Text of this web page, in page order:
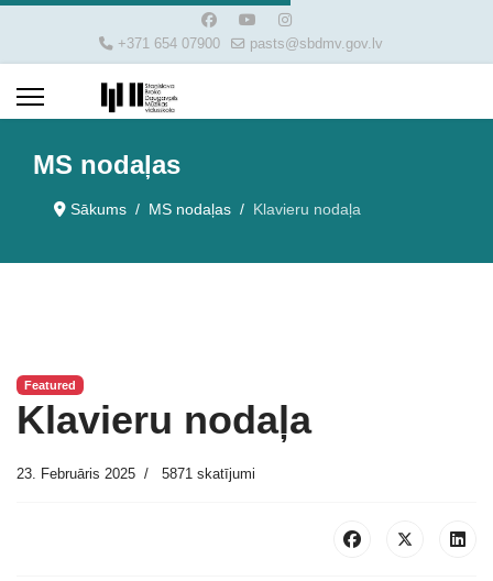
+371 654 07900 pasts@sbdmv.gov.lv
MS nodaļas
Sākums MS nodaļas Klavieru nodaļa
Featured
Klavieru nodaļa
23. Februāris 2025 5871 skatījumi